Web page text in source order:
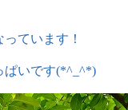
ています！
ぱいです(*^_^*)